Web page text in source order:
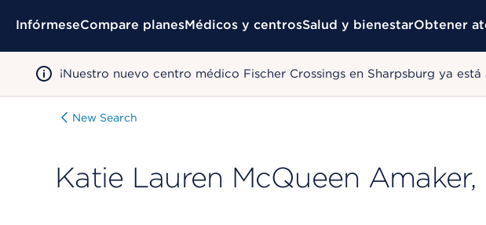
Menú contextual
InfórmeseCompare planesMédicos y centrosSalud y bienestarObtener
¡Nuestro nuevo centro médico Fischer Crossings en Sharpsburg ya
New Search
Katie Lauren McQueen Amaker,